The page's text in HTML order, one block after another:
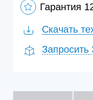
Гарантия
Скачать